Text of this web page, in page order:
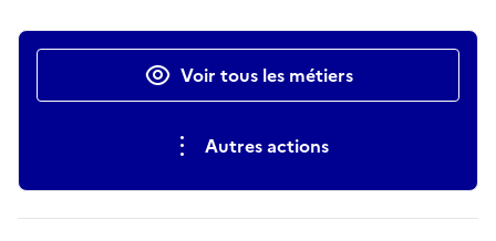
Actions rapidesVoir tous les métiers
Autres actions